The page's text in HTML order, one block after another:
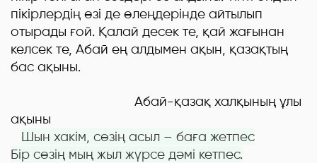
пікірлердің өзі де өлеңдерінде айтылып
отырады ғой. Қалай десек те, қай жағынан
келсек те, Абай ең алдымен ақын, қазақтың
бас ақыны.
Абай-қазақ халқының ұлы
ақыны
Шын хакім, сөзің асыл – баға жетпес
Бір сөзің мың жыл жүрсе дәмі кетпес.